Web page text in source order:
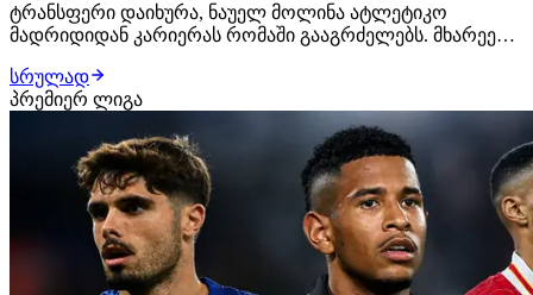
ტრანსფერი დაიხურა, ნაუელ მოლინა ატლეტიკო
მადრიდიდან კარიერას რომაში გააგრძელებს. მხარეებს
ფეხბურთელს იტალიაში უკვე ელოდებიან, სადაც
სამედიცინო შემოწმებას გაივლის და კონტრაქტს ხელს
მოაწერს. "ჯალოროსი" მოლინას სანაცვლოდ
დაახლოებით €18 მილიონს…
სრულად
პრემიერ ლიგა